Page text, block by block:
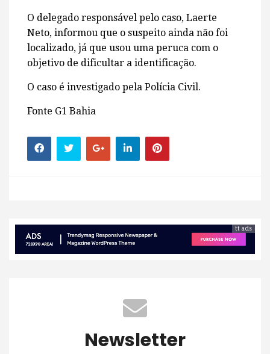
O delegado responsável pelo caso, Laerte
Neto, informou que o suspeito ainda não foi
localizado, já que usou uma peruca com o
objetivo de dificultar a identificação.
O caso é investigado pela Polícia Civil.
Fonte G1 Bahia
tt ads
Newsletter